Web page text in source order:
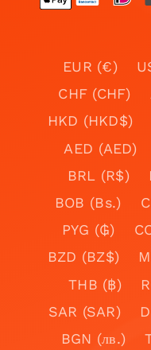
EUR (€)
CHF (CHF)
HKD (HKD$)
AED (AED)
BRL (R$)
BOB (Bs.)
PYG (₲)
BZD (BZ$)
THB (฿)
SAR (SAR)
BGN (лв.)